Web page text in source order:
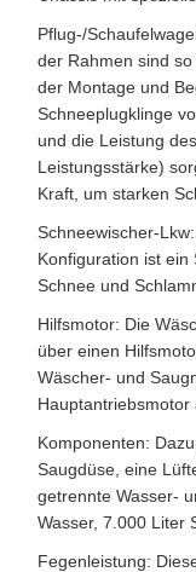
Pflug-/
der Rahmen sind
der Montage und
Schneeplugklinge
und die Leistung
Leistungsstärke)
Kraft, um starken
Schneewischer-
Konfiguration ist
Schnee und
Hilfsmotor: Die
über einen
Wäscher- und
Hauptantriebsmotor
Komponenten:
Saugdüse, eine
getrennte Wasser-
Wasser, 7.000 Liter
Fegenleistung: